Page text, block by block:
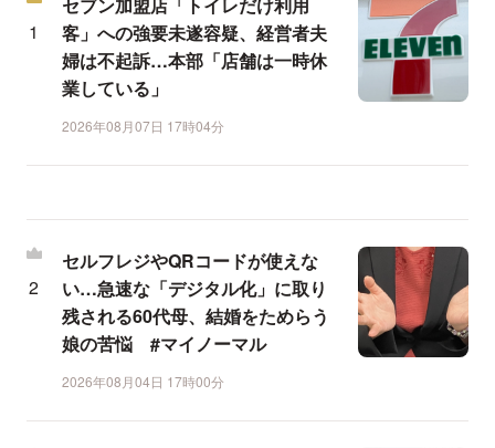
セブン加盟店「トイレだけ利用
客」への強要未遂容疑、経営者夫
婦は不起訴…本部「店舗は一時休
業している」
2026年08月07日 17時04分
セルフレジやQRコードが使えな
い…急速な「デジタル化」に取り
残される60代母、結婚をためらう
娘の苦悩 #マイノーマル
2026年08月04日 17時00分